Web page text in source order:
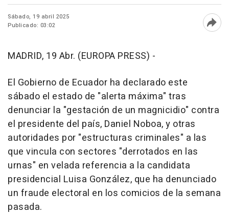
Sábado, 19 abril 2025
Publicado: 03:02
MADRID, 19 Abr. (EUROPA PRESS) -
El Gobierno de Ecuador ha declarado este
sábado el estado de "alerta máxima" tras
denunciar la "gestación de un magnicidio" contra
el presidente del país, Daniel Noboa, y otras
autoridades por "estructuras criminales" a las
que vincula con sectores "derrotados en las
urnas" en velada referencia a la candidata
presidencial Luisa González, que ha denunciado
un fraude electoral en los comicios de la semana
pasada.